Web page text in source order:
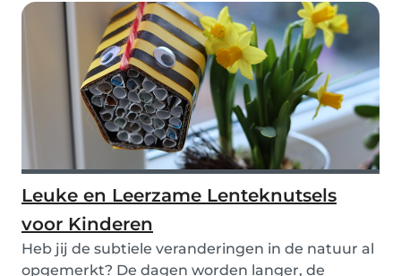
Leuke en Leerzame Lenteknutsels
voor Kinderen
Heb jij de subtiele veranderingen in de natuur al
opgemerkt? De dagen worden langer, de